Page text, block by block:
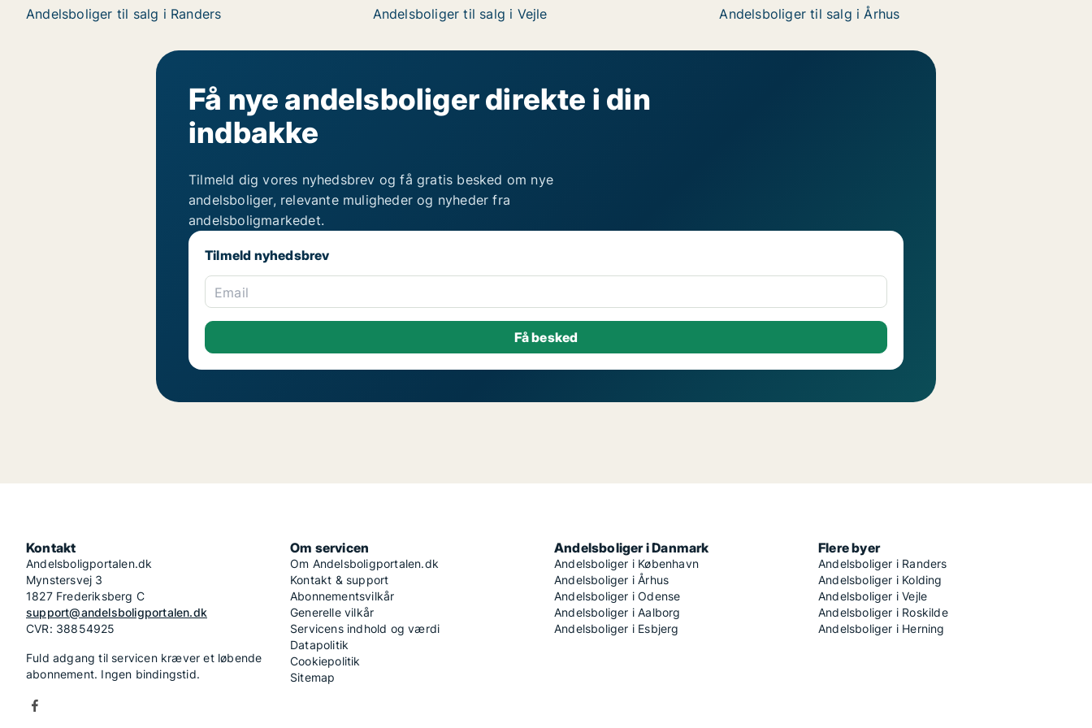
Andelsboliger til salg i Randers Andelsboliger til salg i Vejle Andelsboliger til salg i Århus
Få nye andelsboliger direkte i din
indbakke
Tilmeld dig vores nyhedsbrev og få gratis besked om nye
andelsboliger, relevante muligheder og nyheder fra
andelsboligmarkedet.
Tilmeld nyhedsbrev
Email
Kontakt
Andelsboligportalen.dk
Mynstersvej 3
1827 Frederiksberg C
support@andelsboligportalen.dk
CVR: 38854925
Fuld adgang til servicen kræver et løbende
abonnement. Ingen bindingstid.
Om servicen
Om Andelsboligportalen.dk
Kontakt & support
Abonnementsvilkår
Generelle vilkår
Servicens indhold og værdi
Datapolitik
Cookiepolitik
Sitemap
Andelsboliger i Danmark
Andelsboliger i København
Andelsboliger i Århus
Andelsboliger i Odense
Andelsboliger i Aalborg
Andelsboliger i Esbjerg
Flere byer
Andelsboliger i Randers
Andelsboliger i Kolding
Andelsboliger i Vejle
Andelsboliger i Roskilde
Andelsboliger i Herning